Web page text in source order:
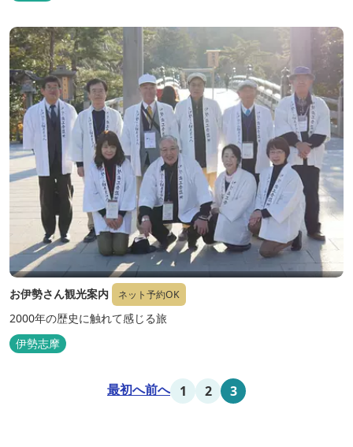
お伊勢さん観光案内 ネット予約OK
2000年の歴史に触れて感じる旅
伊勢志摩
最初へ前へ 1 2 3